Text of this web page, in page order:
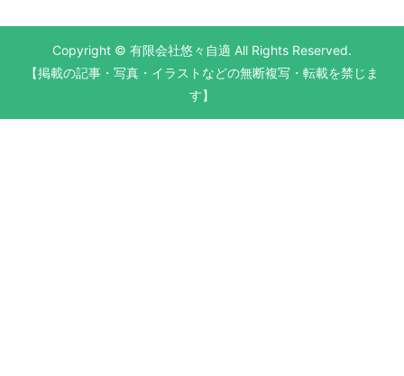
Copyright © 有限会社悠々自適 All Rights Reserved.
【掲載の記事・写真・イラストなどの無断複写・転載を禁じま
す】